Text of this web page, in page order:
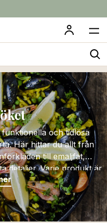
och tidlösa
Här hittar du allt från
till emaljfat,
detaljer. Varje produkt är
och design – för
vardags som när det är
in.